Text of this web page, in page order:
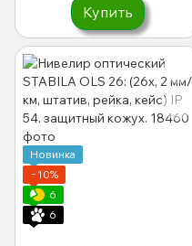
Купить
Новинка
−10%
6
6